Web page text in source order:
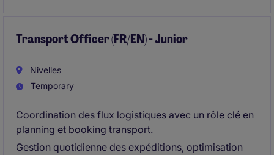
Transport Officer (FR/EN) - Junior
Nivelles
Temporary
Coordination des flux logistiques avec un rôle clé en
planning et booking transport.
Gestion quotidienne des expéditions, optimisation